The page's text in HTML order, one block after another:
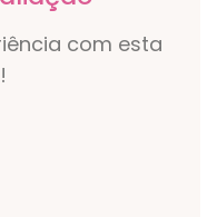
com esta